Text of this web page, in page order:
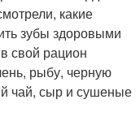
какие
зубы здоровыми
свой рацион
рыбу, черную
чай, сыр и сушеные